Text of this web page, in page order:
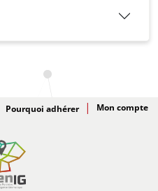
Adhésion
Pourquoi adhérer